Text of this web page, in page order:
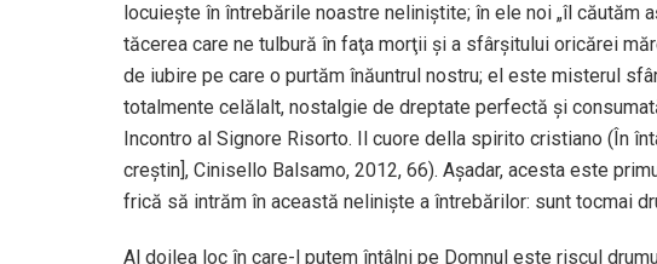
locuieşte în întrebările noastre neliniştite; în ele noi „îl căutăm
tăcerea care ne tulbură în faţa morţii şi a sfârşitului oricărei
de iubire pe care o purtăm înăuntrul nostru; el este misterul
totalmente celălalt, nostalgie de dreptate perfectă şi
Incontro al Signore Risorto. Il cuore della spirito cristiano (În
creştin], Cinisello Balsamo, 2012, 66). Aşadar, acesta este
frică să intrăm în această nelinişte a întrebărilor: sunt tocmai
Al doilea loc în care-l putem întâlni pe Domnul este riscul